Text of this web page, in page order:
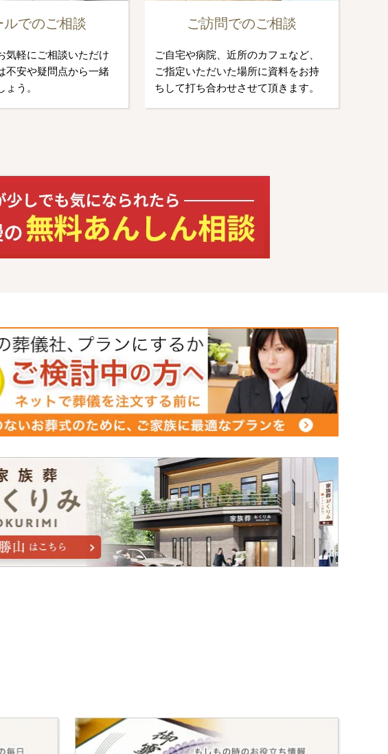
ルでのご相談
気軽にご相談いただけ
不安や疑問点から一緒
ょう。
ご訪問でのご相談
ご自宅や病院、近所のカフェなど、
ご指定いただいた場所に資料をお持
ちして打ち合わせさせて頂きます。